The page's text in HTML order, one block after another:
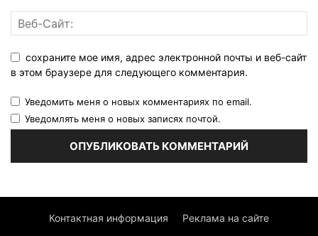
сохраните мое имя, адрес электронной почты и веб-сайт
в этом браузере для следующего комментария.
Уведомить меня о новых комментариях по email.
Уведомлять меня о новых записях почтой.
Контактная информация Реклама на сайте